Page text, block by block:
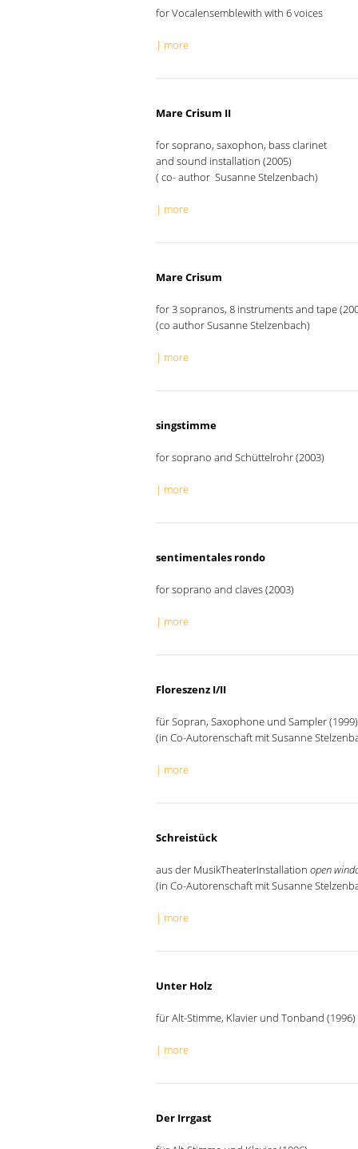
for Vocalensemblewith with 6 voices
| more
Mare Crisum II
for soprano, saxophon, bass clarinet
and sound installation (2005)
( co- author Susanne Stelzenbach)
| more
Mare Crisum
for 3 sopranos, 8 instruments and tape
(co author Susanne Stelzenbach)
| more
singstimme
for soprano and Schüttelrohr (2003)
| more
sentimentales rondo
for soprano and claves (2003)
| more
Floreszenz I/II
für Sopran, Saxophone und Sampler (1999)
(in Co-Autorenschaft mit Susanne
| more
Schreistück
aus der MusikTheaterInstallation open
(in Co-Autorenschaft mit Susanne
| more
Unter Holz
für Alt-Stimme, Klavier und Tonband (1996)
| more
Der Irrgast